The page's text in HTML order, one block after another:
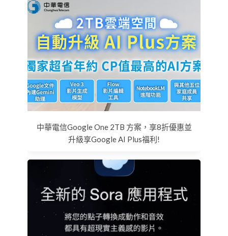
中華電信Google One 2TB 方案，享8折優惠並
升級享Google AI Plus福利!